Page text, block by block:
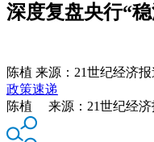
深度复盘央行“
陈植 来源： 21世纪经济报
政策速递
陈植 来源：21世纪经济